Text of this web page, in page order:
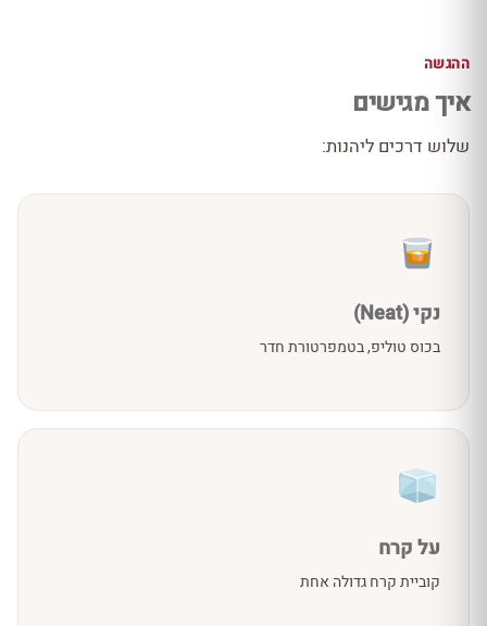
ההגשה
איך מגישים
שלוש דרכים ליהנות:
נקי (Neat)
בכוס טוליפ, בטמפרטורת חדר
על קרח
קוביית קרח גדולה אחת